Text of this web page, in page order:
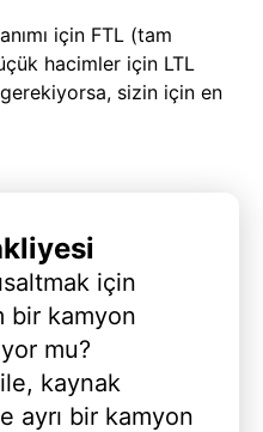
için FTL (tam
hacimler için LTL
sizin için en
için
bir kamyon
mu?
kaynak
ayrı bir kamyon